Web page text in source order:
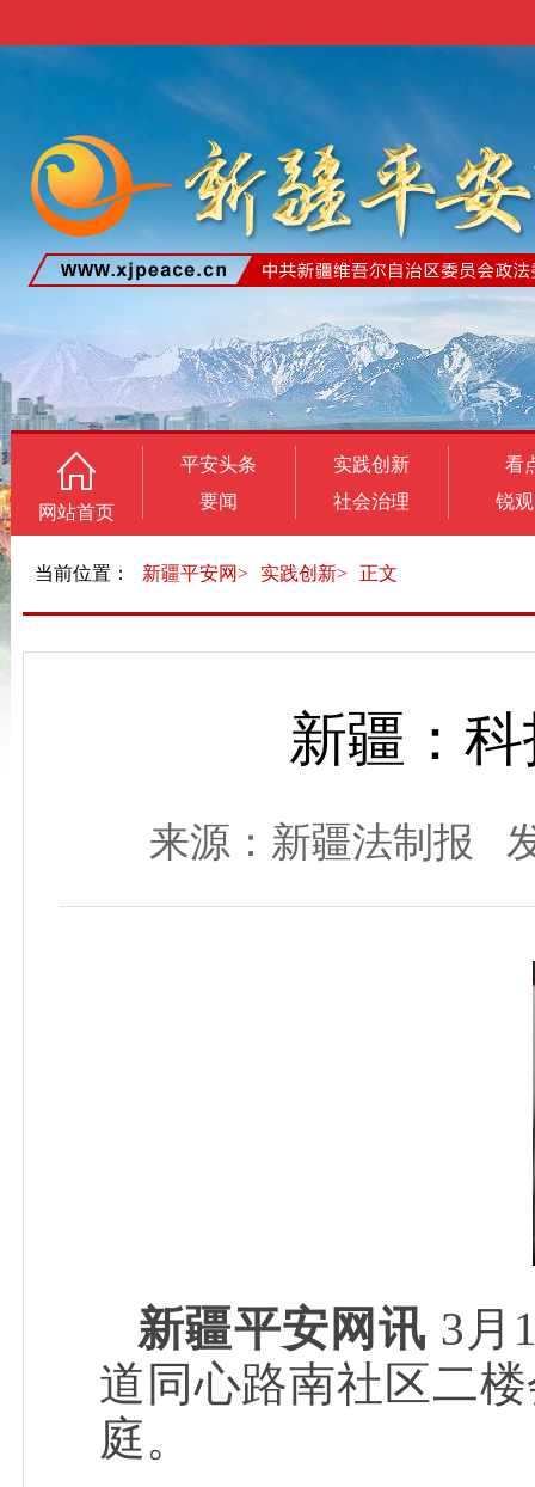
网站首页
平安头条
要闻
实践创新
社会治理
看
锐
当前位置： 新疆平安网> 实践创新> 正文
新疆：
来源：新疆法制报
新疆平安网讯 3月
道同心路南社区二
庭。